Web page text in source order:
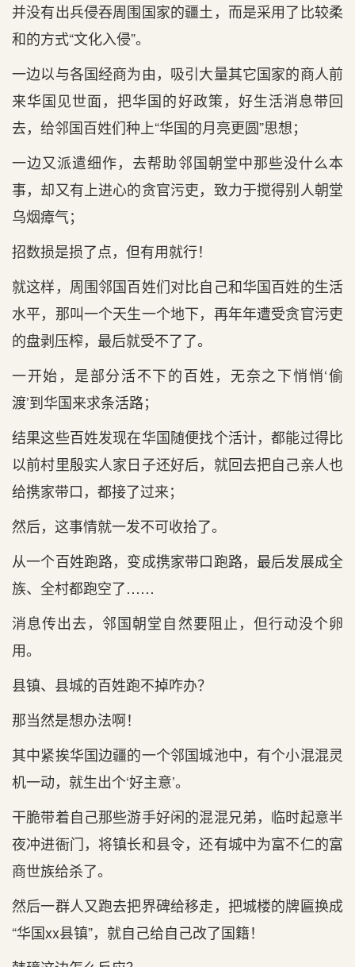
并没有出兵侵吞周围国家的疆土，而是采用了比较柔
和的方式“文化入侵”。
一边以与各国经商为由，吸引大量其它国家的商人前
来华国见世面，把华国的好政策，好生活消息带回
去，给邻国百姓们种上“华国的月亮更圆”思想；
一边又派遣细作，去帮助邻国朝堂中那些没什么本
事，却又有上进心的贪官污吏，致力于搅得别人朝堂
乌烟瘴气；
招数损是损了点，但有用就行！
就这样，周围邻国百姓们对比自己和华国百姓的生活
水平，那叫一个天生一个地下，再年年遭受贪官污吏
的盘剥压榨，最后就受不了了。
一开始，是部分活不下的百姓，无奈之下悄悄‘偷
渡’到华国来求条活路；
结果这些百姓发现在华国随便找个活计，都能过得比
以前村里殷实人家日子还好后，就回去把自己亲人也
给携家带口，都接了过来；
然后，这事情就一发不可收拾了。
从一个百姓跑路，变成携家带口跑路，最后发展成全
族、全村都跑空了……
消息传出去，邻国朝堂自然要阻止，但行动没个卵
用。
县镇、县城的百姓跑不掉咋办？
那当然是想办法啊！
其中紧挨华国边疆的一个邻国城池中，有个小混混灵
机一动，就生出个‘好主意’。
干脆带着自己那些游手好闲的混混兄弟，临时起意半
夜冲进衙门，将镇长和县令，还有城中为富不仁的富
商世族给杀了。
然后一群人又跑去把界碑给移走，把城楼的牌匾换成
“华国xx县镇”，就自己给自己改了国籍！